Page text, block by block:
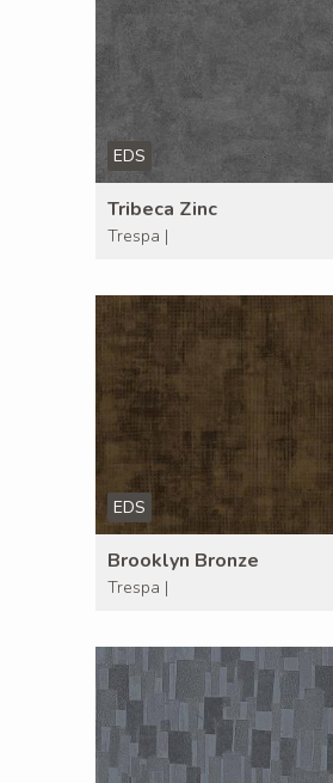
EDS
Tribeca Zinc
Trespa |
EDS
Brooklyn Bronze
Trespa |